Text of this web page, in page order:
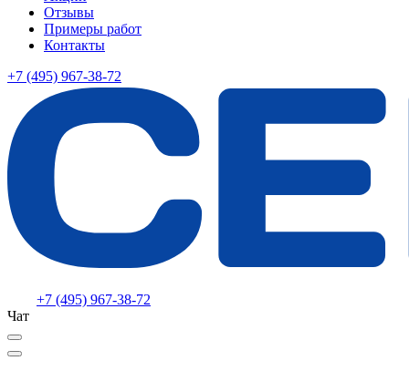
Отзывы
Примеры работ
Контакты
+7 (495) 967-38-72
+7 (495) 967-38-72
Чат